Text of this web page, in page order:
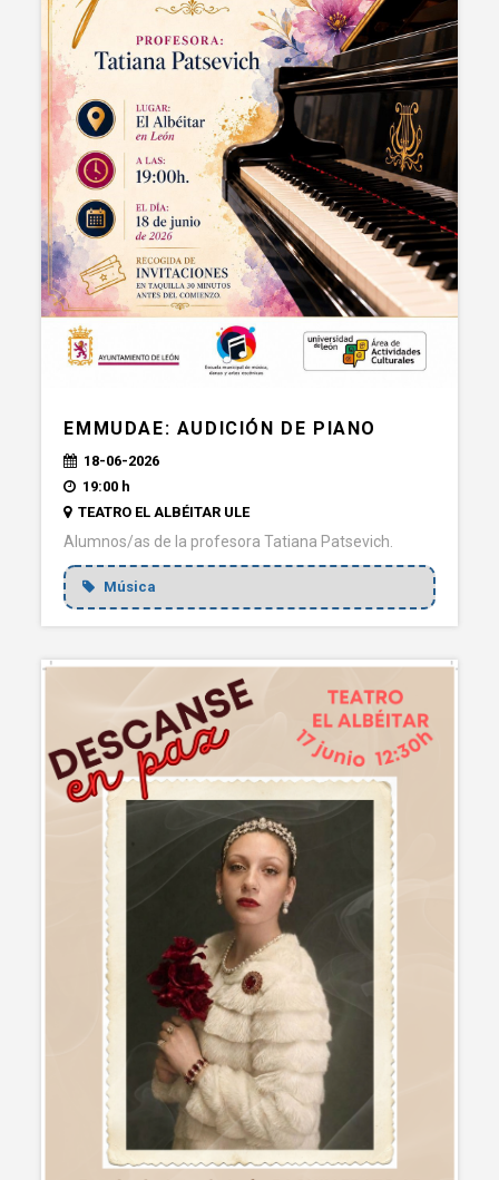
EMMUDAE: AUDICIÓN DE PIANO
18-06-2026
19:00 h
TEATRO EL ALBÉITAR ULE
Alumnos/as de la profesora Tatiana Patsevich.
Música